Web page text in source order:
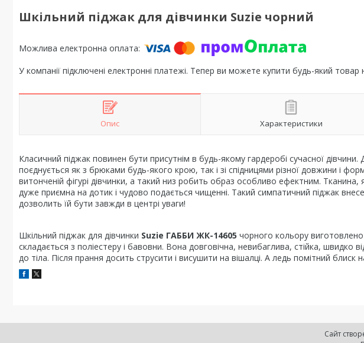
Шкільний піджак для дівчинки Suzie чорний
У компанії підключені електронні платежі. Тепер ви можете купити будь-який
Опис Характеристики
Класичний піджак повинен бути присутнім в будь-якому гардеробі сучасної дівчини.
поєднується як з брюками будь-якого крою, так і зі спідницями різної довжини і
витонченій фігурі дівчинки, а такий низ робить образ особливо ефектним. Тканина,
дуже приємна на дотик і чудово подається чищенні. Такий симпатичний піджак внесе
дозволить їй бути завжди в центрі уваги!
Шкільний піджак для дівчинки Suzie ГАББИ ЖК-14605 чорного кольору
складається з поліестеру і бавовни. Вона довговічна, невибаглива, стійка, швидко
до тіла. Після прання досить струсити і висушити на вішалці. А ледь помітний блиск
Сайт